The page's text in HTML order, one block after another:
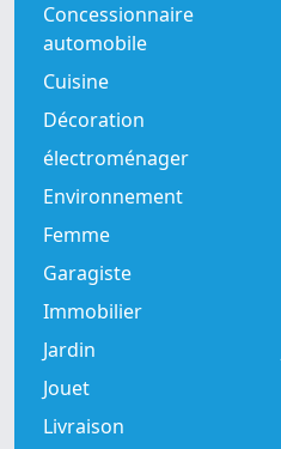
Concessionnaire
automobile
Cuisine
Décoration
électroménager
Environnement
Femme
Garagiste
Immobilier
Jardin
Jouet
Livraison